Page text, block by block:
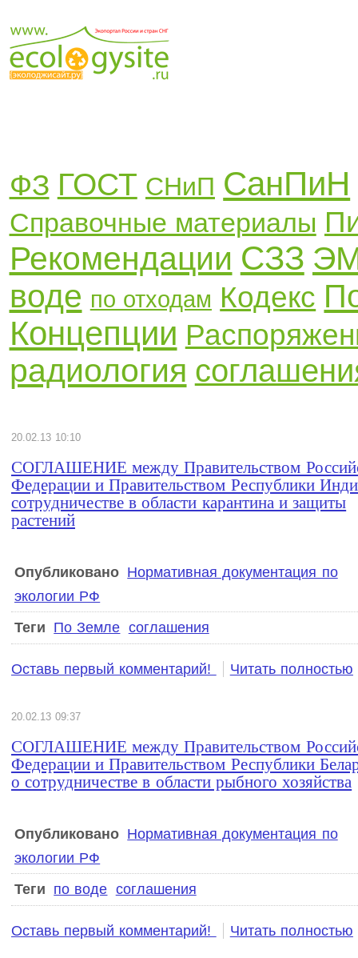
ФЗ ГОСТ СНиП СанПиН
Справочные материалы
Рекомендации СЗЗ
воде по отходам Кодекс
Концепции
радиология
20.02.13 10:10
СОГЛАШЕНИЕ между Правительством
Федерации и Правительством Республики
сотрудничестве в области карантина и защиты
растений
Опубликовано Нормативная документация по
экологии РФ
Теги По Земле соглашения
Оставь первый комментарий! Читать полностью
20.02.13 09:37
СОГЛАШЕНИЕ между Правительством
Федерации и Правительством Республики
о сотрудничестве в области рыбного хозяйства
Опубликовано Нормативная документация по
экологии РФ
Теги по воде соглашения
Оставь первый комментарий! Читать полностью